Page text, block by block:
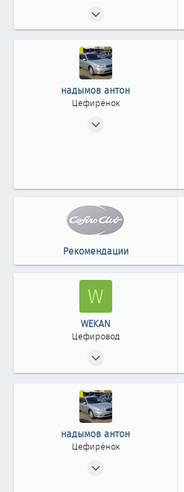
565
Казахстан г.Степногорск
надымов антон
Цефирёнок
Рекомендации
W
WEKAN
Цефировод
565
Казахстан г.Степногорск
надымов антон
Цефирёнок